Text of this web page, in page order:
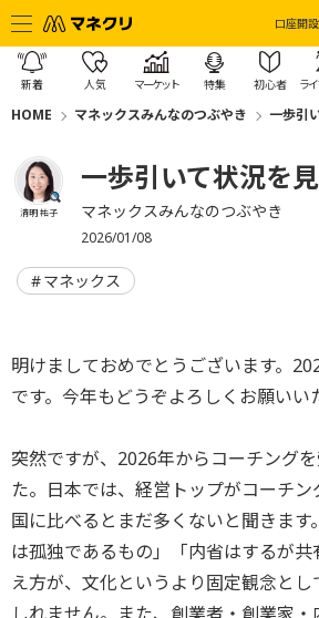
口座開設
新着 人気 マーケット 特集 初心者 ラ
HOME マネックスみんなのつぶやき 一歩引
清明 祐子
一歩引いて状況を
マネックスみんなのつぶやき
2026/01/08
マネックス
明けましておめでとうございます。
です。今年もどうぞよろしくお願いい
突然ですが、2026年からコーチング
た。日本では、経営トップがコーチ
国に比べるとまだ多くないと聞きま
は孤独であるもの」「内省はするが
え方が、文化というより固定観念とし